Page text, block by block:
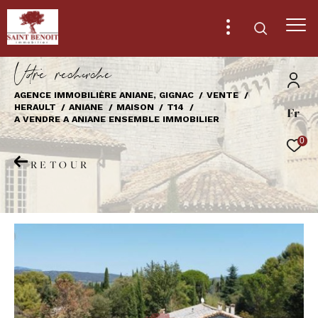
Fr
0
Vore recece
AGENCE IMMOBILIÈRE ANIANE, GIGNAC
VENTE
HERAULT
ANIANE MAISON
T14
A VENDRE A ANIANE ENSEMBLE IMMOBILIER
RETOUR
Effectuer une recherche
et trouver le bien qui correspond à vos
critères
Type
d'offre
Vente
bien
Ville